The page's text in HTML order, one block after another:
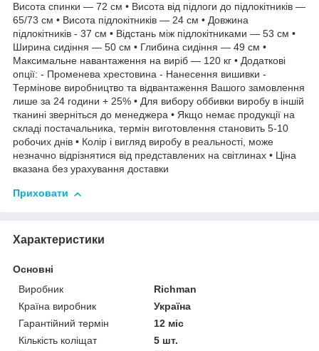
Висота спинки — 72 см • Висота від підлоги до підлокітників —
65/73 см • Висота підлокітників — 24 см • Довжина
підлокітників - 37 см • Відстань між підлокітниками — 53 см •
Ширина сидіння — 50 см • Глибина сидіння — 49 см •
Максимальне навантаження на виріб — 120 кг • Додаткові
опції: - Променева хрестовина - Нанесення вишивки -
Термінове виробництво та відвантаження Вашого замовлення
лише за 24 години + 25% • Для вибору оббивки виробу в іншій
тканині зверніться до менеджера • Якщо немає продукції на
складі постачальника, термін виготовлення становить 5-10
робочих днів • Колір і вигляд виробу в реальності, може
незначно відрізнятися від представлених на світлинах • Ціна
вказана без урахування доставки
Приховати
Характеристики
Основні
Виробник
Richman
Країна виробник
Україна
Гарантійний термін
12 міс
Кількість коліщат
5 шт.